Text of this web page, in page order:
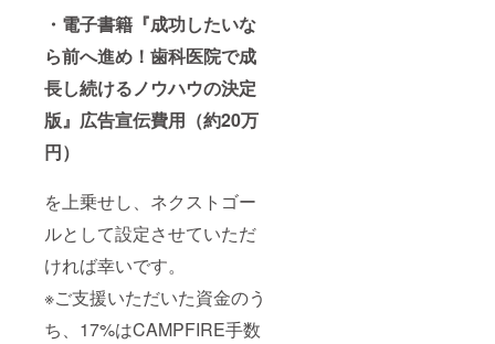
・電子書籍『成功したいな
ら前へ進め！歯科医院で成
長し続けるノウハウの決定
版』広告宣伝費用（約20万
円）
を上乗せし、ネクストゴー
ルとして設定させていただ
ければ幸いです。
※ご支援いただいた資金のう
ち、17%はCAMPFIRE手数